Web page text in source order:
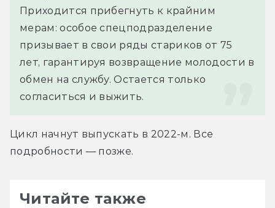
Приходится прибегнуть к крайним
мерам: особое спецподразделение
призывает в свои ряды стариков от 75
лет, гарантируя возвращение молодости в
обмен на службу. Остается только
согласиться и выжить.
Цикл начнут выпускать в 2022-м. Все
подробности — позже.
Читайте также